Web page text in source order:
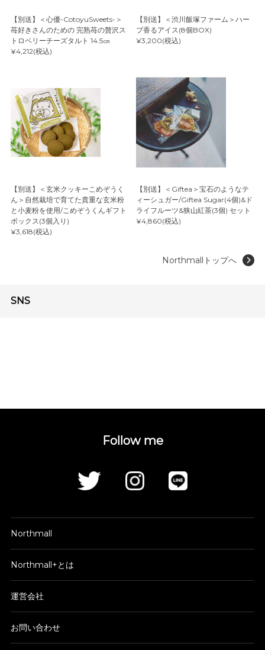
【別送】＜心優-CotoyuSweets-＞
苺好きさんのための 完熟苺の贅沢ス
トロベリーチーズタルト 14.5㎝
¥4,212(税込)
【別送】＜渋川飯塚ファーム＞ハー
ブ香るアイス(8個BOX)
¥3,200(税込)
【別送】＜玄米クッキーこめぞうく
ん＞自然栽培で育てた貴重な玄米粉
と小麦粉を使用/こめぞうくんギフト
ボックス(3個入り)
¥3,618(税込)
【別送】＜Giftea＞宝石のようなテ
ィーシュガー/Giftea Sugar(4個)&ド
ライフルーツ&狭山紅茶(3個) セット
¥4,860(税込)
Northmallトップへ
SNS
Follow me
Northmall
Northmall+とは
運営会社
お問い合わせ